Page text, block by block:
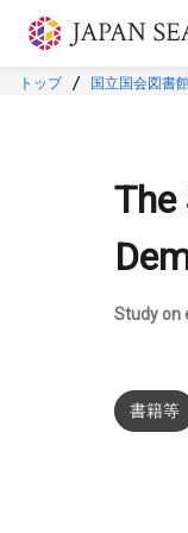
本文に飛ぶ
トップ 国立国会図書
The
Study on
書籍等